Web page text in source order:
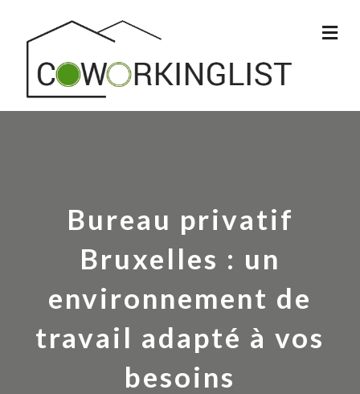
Bureau privatif
Bruxelles : un
environnement de
travail adapté à vos
besoins